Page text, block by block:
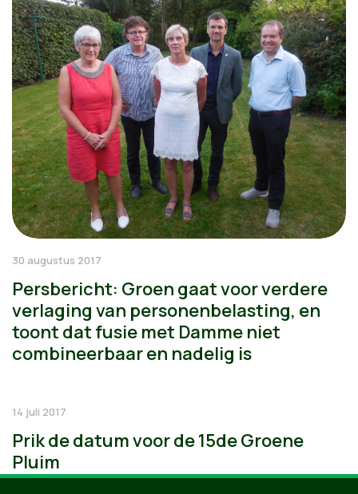
30 augustus 2017
Persbericht: Groen gaat voor verdere
verlaging van personenbelasting, en
toont dat fusie met Damme niet
combineerbaar en nadelig is
14 juli 2017
Prik de datum voor de 15de Groene
Pluim